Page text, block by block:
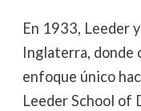
En 1933, Leeder
Inglaterra, donde
enfoque único
Leeder School of